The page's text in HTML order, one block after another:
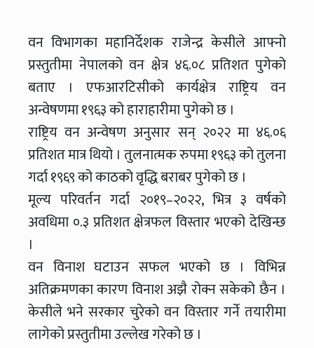
वन विभागका महानिर्देशक राजेन्द्र केसीले आफ्नो
प्रस्तुतीमा नेपालको वन क्षेत्र ४६.०८ प्रतिशत पुगेको
बताए । एफआरटिसीको कार्यक्षेत्र राष्ट्रिय वन
अन्वेषणमा १९६३ को हाराहारीमा पुगेको छ ।
राष्ट्रिय वन अन्वेषण अनुसार सन् २०२२ मा ४६.०६
प्रतिशत मात्र थियो । तुलनात्मक रुपमा १९६३ को तुलना
गर्दा १९६९ को काठको वृद्धि बराबर पुगेको छ ।
मूल्य परिवर्तन गर्दा २०१९–२०२२, भित्र ३ वर्षको
अवधिमा ०.३ प्रतिशत क्षेत्रफल विस्तार भएको देखिन्छ
।
वन विनाश घटाउन सफल भएको छ । विभिन्न
अतिक्रमणका कारण विनाश अझै रोक्न सकेको छैन ।
केसीले भने सरकार चुरेको वन विस्तार गर्ने तयारीमा
लागेको प्रस्तुतीमा उल्लेख गरेको छ ।